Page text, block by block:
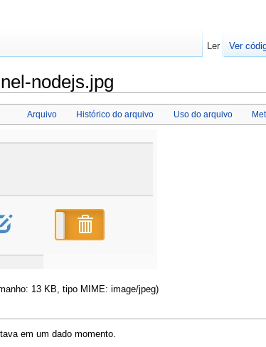
nodejs.jpg
Arquivo Histórico do arquivo Uso do arquivo
13 KB, tipo MIME: image/jpeg)
em um dado momento.
Ler Ver